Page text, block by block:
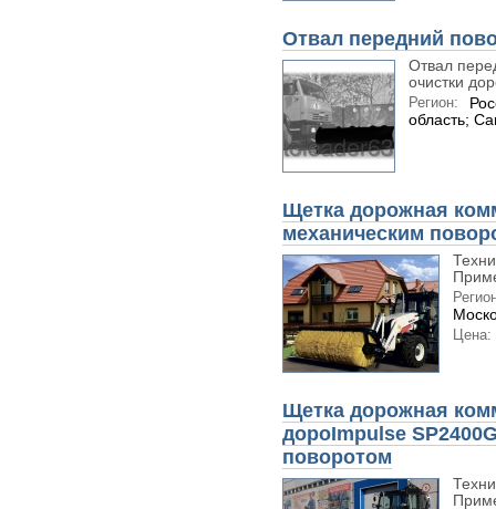
Отвал передний
Отвал
очистки
Регион:
область;
Щетка дорожная
механическим
Цена:
Щетка дорожная
дороImpulse
поворотом